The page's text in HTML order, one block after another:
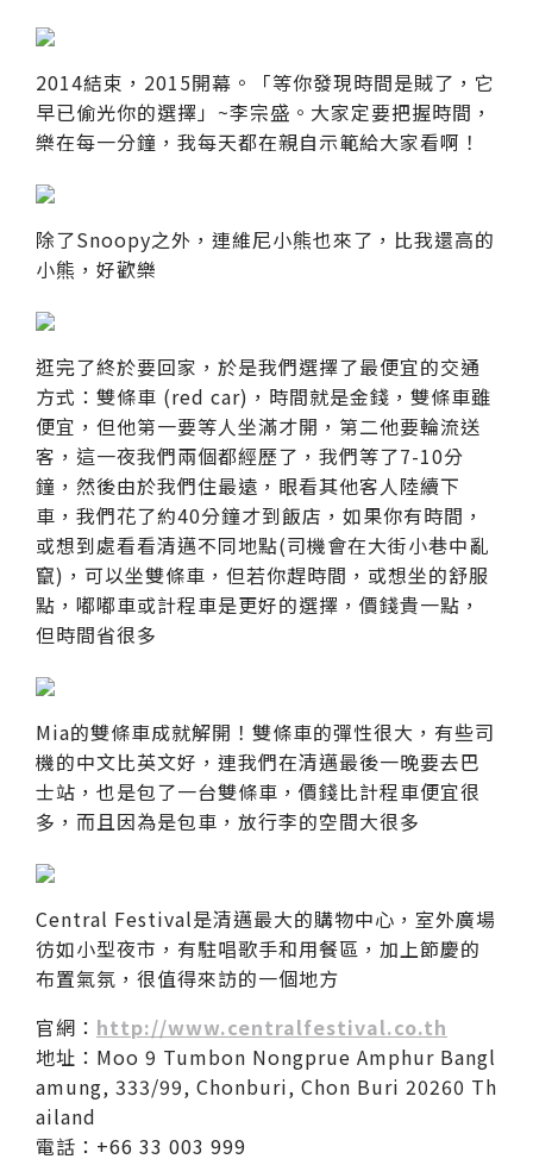
2014結束，2015開幕。「等你發現時間是賊了，它
早已偷光你的選擇」~李宗盛。大家定要把握時間，
樂在每一分鐘，我每天都在親自示範給大家看啊！
除了Snoopy之外，連維尼小熊也來了，比我還高的
小熊，好歡樂
逛完了終於要回家，於是我們選擇了最便宜的交通
方式：雙條車 (red car)，時間就是金錢，雙條車雖
便宜，但他第一要等人坐滿才開，第二他要輪流送
客，這一夜我們兩個都經歷了，我們等了7-10分
鐘，然後由於我們住最遠，眼看其他客人陸續下
車，我們花了約40分鐘才到飯店，如果你有時間，
或想到處看看清邁不同地點(司機會在大街小巷中亂
竄)，可以坐雙條車，但若你趕時間，或想坐的舒服
點，嘟嘟車或計程車是更好的選擇，價錢貴一點，
但時間省很多
Mia的雙條車成就解開！雙條車的彈性很大，有些司
機的中文比英文好，連我們在清邁最後一晚要去巴
士站，也是包了一台雙條車，價錢比計程車便宜很
多，而且因為是包車，放行李的空間大很多
Central Festival是清邁最大的購物中心，室外廣場
彷如小型夜市，有駐唱歌手和用餐區，加上節慶的
布置氣氛，很值得來訪的一個地方
官網： http://www.centralfestival.co.th
地址：Moo 9 Tumbon Nongprue Amphur Bangl
amung, 333/99, Chonburi, Chon Buri 20260 Th
ailand
電話：+66 33 003 999